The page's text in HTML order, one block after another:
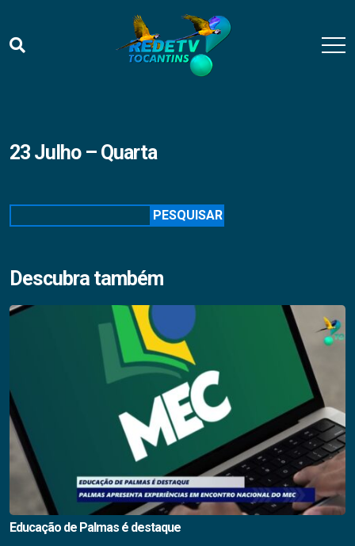
23 Julho – Quarta
PESQUISAR
Descubra também
Educação de Palmas é destaque